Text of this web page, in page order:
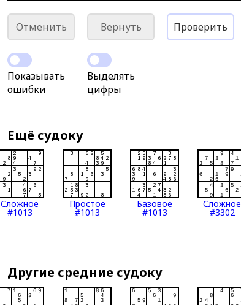
Отменить Вернуть Проверить
Показывать
ошибки
Выделять
цифры
Ещё судоку
Сложное
#1013
Простое
#1013
Базовое
#1013
Сложное
#3302
Другие средние судоку